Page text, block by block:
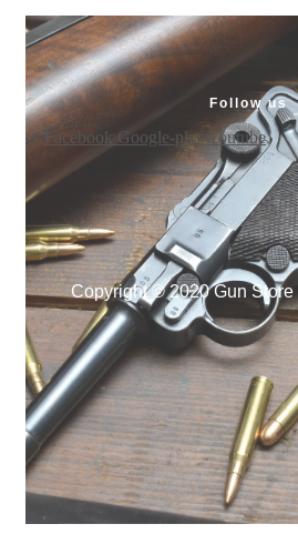
Follow us
Facebook Google-plus Youtube
Copyright © 2020 Gun